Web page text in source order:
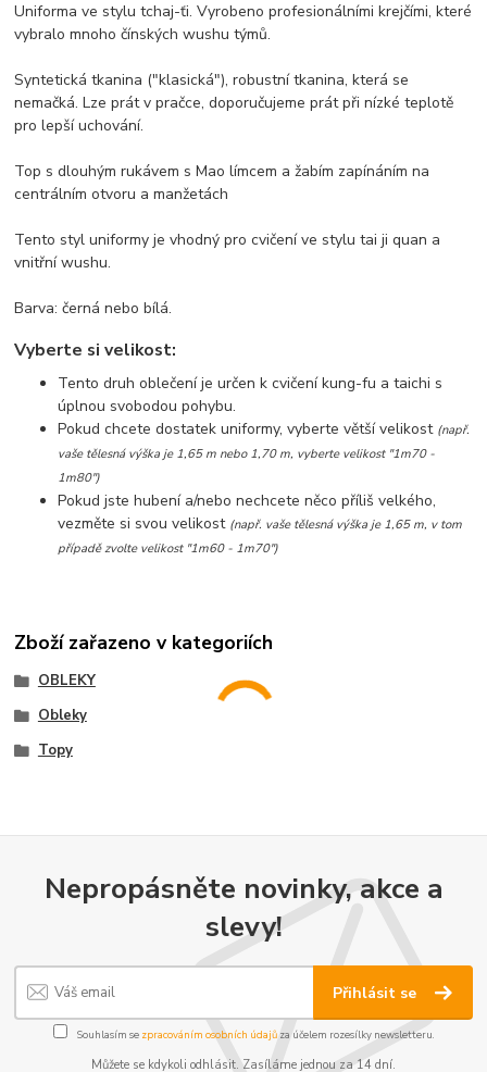
Uniforma ve stylu tchaj-ťi. Vyrobeno profesionálními krejčími, které
vybralo mnoho čínských wushu týmů.
Syntetická tkanina ("klasická"), robustní tkanina, která se
nemačká. Lze prát v pračce, doporučujeme prát při nízké teplotě
pro lepší uchování.
Top s dlouhým rukávem s Mao límcem a žabím zapínáním na
centrálním otvoru a manžetách
Tento styl uniformy je vhodný pro cvičení ve stylu tai ji quan a
vnitřní wushu.
Barva: černá nebo bílá.
Vyberte si velikost:
Tento druh oblečení je určen k cvičení kung-fu a taichi s
úplnou svobodou pohybu.
Pokud chcete dostatek uniformy, vyberte větší velikost (např.
vaše tělesná výška je 1,65 m nebo 1,70 m, vyberte velikost "1m70 -
1m80")
Pokud jste hubení a/nebo nechcete něco příliš velkého,
vezměte si svou velikost (např. vaše tělesná výška je 1,65 m, v tom
případě zvolte velikost "1m60 - 1m70")
Zboží zařazeno v kategoriích
OBLEKY
Obleky
Topy
Nepropásněte novinky, akce a
slevy!
Přihlásit se
Souhlasím se zpracováním osobních údajůza účelem rozesílky newsletteru.
Můžete se kdykoli odhlásit. Zasíláme jednou za 14 dní.